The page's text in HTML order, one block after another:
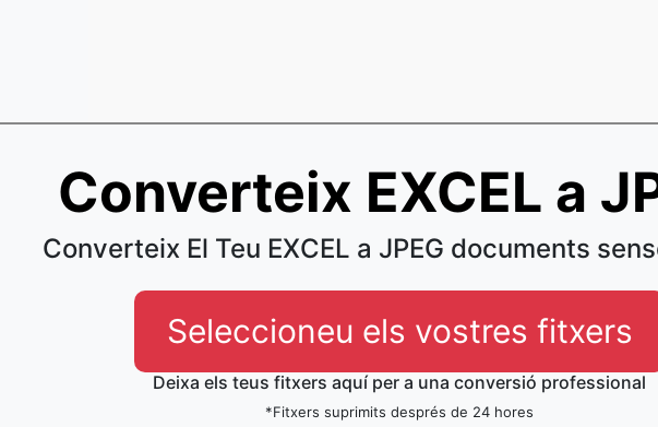
Converteix EXCEL a
Converteix El Teu EXCEL a JPEG documents
Seleccioneu els vostres fitxers
Deixa els teus fitxers aquí per a una conversió professional
*Fitxers suprimits després de 24 hores